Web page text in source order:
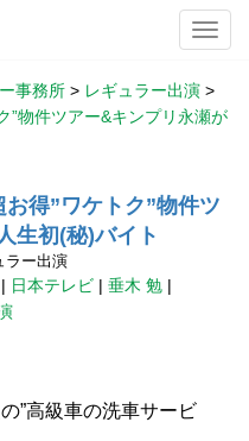
事務所 > レギュラー出演 >
”物件ツアー&キンプリ永瀬が
得”ワケトク”物件ツ
生初(秘)バイト
ラー出演
| 日本テレビ | 垂木 勉 |
”高級車の洗車サービ